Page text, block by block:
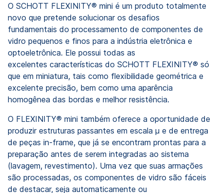
O SCHOTT FLEXINITY® mini é um produto totalmente
novo que pretende solucionar os desafios
fundamentais do processamento de componentes de
vidro pequenos e finos para a indústria eletrônica e
optoeletrônica. Ele possui todas as
excelentes características do SCHOTT FLEXINITY® só
que em miniatura, tais como flexibilidade geométrica e
excelente precisão, bem como uma aparência
homogênea das bordas e melhor resistência.
O FLEXINITY® mini também oferece a oportunidade de
produzir estruturas passantes em escala µ e de entrega
de peças in-frame, que já se encontram prontas para a
preparação antes de serem integradas ao sistema
(lavagem, revestimento). Uma vez que suas armações
são processadas, os componentes de vidro são fáceis
de destacar, seja automaticamente ou